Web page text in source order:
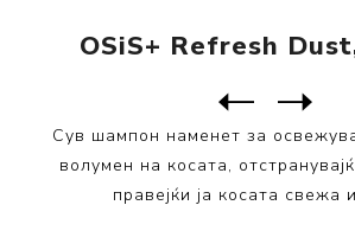
OSiS+ Refresh
Сув шампон наменет за
волумен на косата,
правејќи ја косата свежа и